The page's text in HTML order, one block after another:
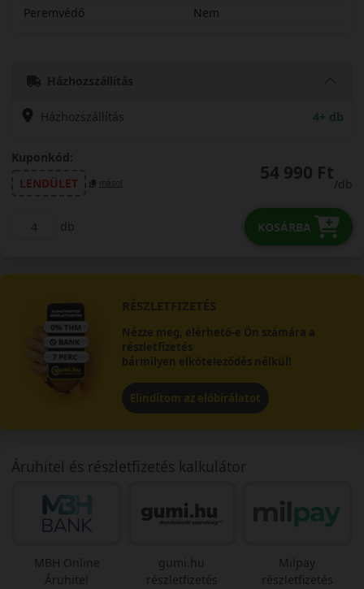
Peremvédő
Nem
Házhozszállítás
Házhozszállítás 4+ db
Kuponkód:
LENDÜLET
másol 54 990 Ft
/db
db KOSÁRBA
RÉSZLETFIZETÉS
Nézze meg, elérhető-e Ön számára a
részletfizetés
bármilyen elköteleződés nélkül!
Elindítom az előbírálatot
Áruhitel és részletfizetés kalkulátor
MBH Online
Áruhitel
gumi.hu
részletfizetés
Milpay
részletfizetés